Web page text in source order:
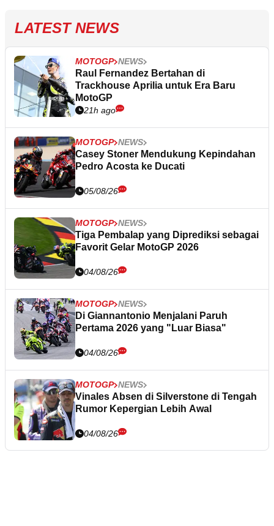
LATEST NEWS
MOTOGP NEWS
Raul Fernandez Bertahan di
Trackhouse Aprilia untuk Era Baru
MotoGP
21h ago
MOTOGP NEWS
Casey Stoner Mendukung Kepindahan
Pedro Acosta ke Ducati
05/08/26
MOTOGP NEWS
Tiga Pembalap yang Diprediksi sebagai
Favorit Gelar MotoGP 2026
04/08/26
MOTOGP NEWS
Di Giannantonio Menjalani Paruh
Pertama 2026 yang "Luar Biasa"
04/08/26
MOTOGP NEWS
Vinales Absen di Silverstone di Tengah
Rumor Kepergian Lebih Awal
04/08/26